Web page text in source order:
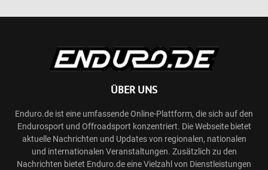
ÜBER UNS
Enduro.de ist eine umfassende Online-Plattform, die sich auf den
Endurosport und Offroadsport konzentriert. Die Webseite bietet
aktuelle Nachrichten und Updates von regionalen, nationalen
und internationalen Veranstaltungen. Zusätzlich zu den
Nachrichten bietet Enduro.de eine Vielzahl von Dienstleistungen